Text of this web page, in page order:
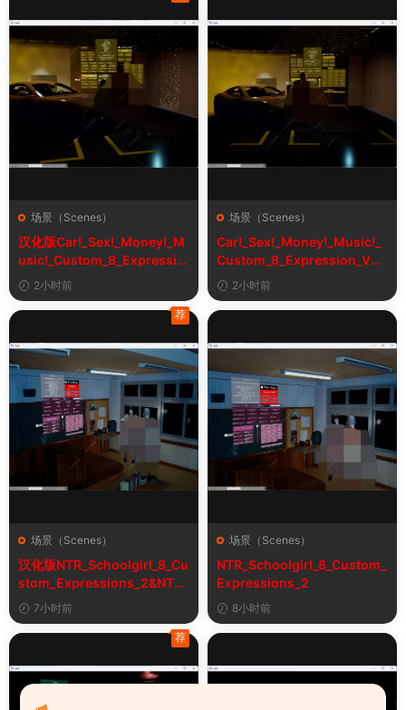
场景（Scenes）
汉化版Car!_Sex!_Money!_M
usic!_Custom_8_Expressio
n_V2_1&车！性！钱！音乐！
自定义表情
2小时前
场景（Scenes）
Car!_Sex!_Money!_Music!_
Custom_8_Expression_V2_
1
2小时前
场景（Scenes）
汉化版NTR_Schoolgirl_8_Cu
stom_Expressions_2&NTR
女学生8自定义表情
7小时前
荐
场景（Scenes）
NTR_Schoolgirl_8_Custom_
Expressions_2
8小时前
荐